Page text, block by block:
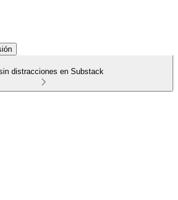
distracciones en Substack